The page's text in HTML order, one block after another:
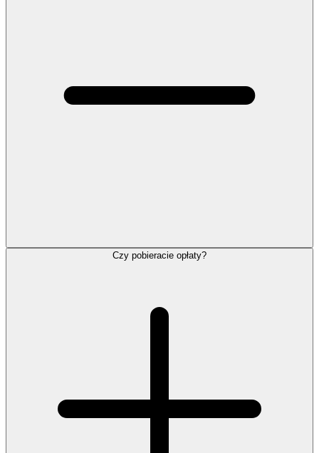
Czy pobieracie opłaty?